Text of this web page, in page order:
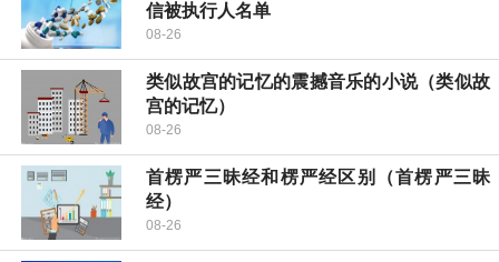
信被执行人名单
08-26
类似故宫的记忆的震撼音乐的小说（类似故
宫的记忆）
08-26
首楞严三昧经和楞严经区别（首楞严三昧
经）
08-26